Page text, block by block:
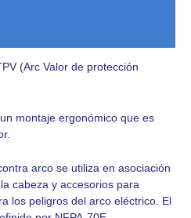
(Arc Valor de protección
montaje ergonómico que es
arco se utiliza en asociación
cabeza y accesorios para
los peligros del arco eléctrico. El